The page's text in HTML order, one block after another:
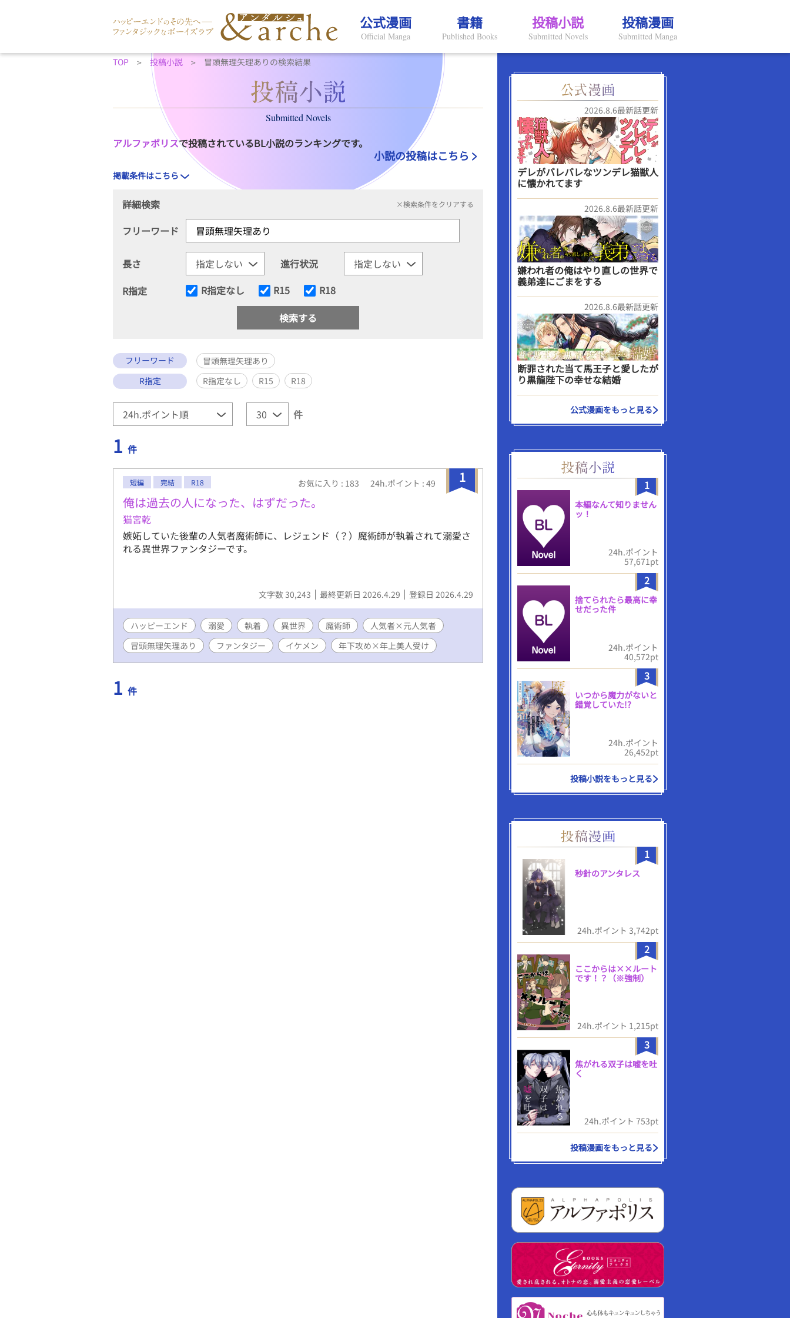
公式漫画
Official Manga
書籍
Published Books
投稿小説
Submitted Novels
投稿漫画
Submitted Manga
TOP 投稿小説 冒頭無理矢理ありの検索結果
Submitted Novels
アルファポリスで投稿されているBL小説のランキングです。
小説の投稿はこちら
掲載条件はこちら
詳細検索 ×検索条件をクリアする
フリーワード
長さ
進行状況
R指定
R指定なし R15 R18
フリーワード
冒頭無理矢理あり
R指定
R指定なし R15 R18
件
1 件
1
短編 完結 R18 お気に入り : 183 24h.ポイント : 49
俺は過去の人になった、はずだった。
猫宮乾
嫉妬していた後輩の人気者魔術師に、レジェンド（？）魔術師が執着されて溺愛さ
れる異世界ファンタジーです。
文字数 30,243 最終更新日 2026.4.29 登録日 2026.4.29
ハッピーエンド 溺愛 執着 異世界 魔術師
人気者×元人気者
冒頭無理矢理あり
ファンタジー イケメン 年下攻め×年上美人受け
1 件
2026.8.6最新話更新
デレがバレバレなツンデレ猫獣人
に懐かれてます
2026.8.6最新話更新
嫌われ者の俺はやり直しの世界で
義弟達にごまをする
2026.8.6最新話更新
断罪された当て馬王子と愛したが
り黒龍陛下の幸せな結婚
公式漫画をもっと見る
1
本編なんて知りません
ッ！
24h.ポイント
57,671pt
2
捨てられたら最高に幸
せだった件
24h.ポイント
40,572pt
3
いつから魔力がないと
錯覚していた!?
24h.ポイント
26,452pt
投稿小説をもっと見る
1
秒針のアンタレス
24h.ポイント 3,742pt
2
ここからは××ルート
です！？（※強制）
24h.ポイント 1,215pt
3
焦がれる双子は嘘を吐
く
24h.ポイント 753pt
投稿漫画をもっと見る